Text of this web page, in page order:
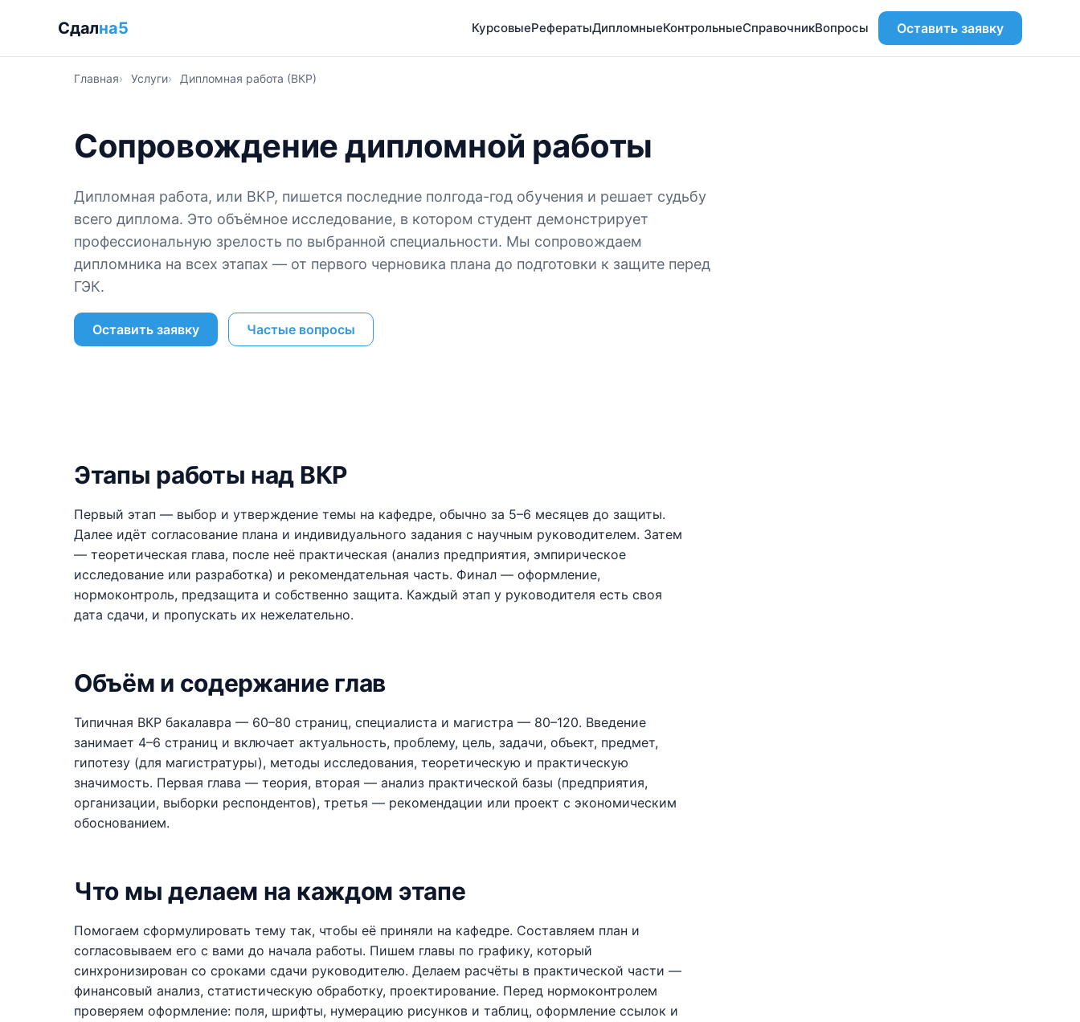
Сдална5 КурсовыеРефератыДипломныеКонтрольныеСправочникВопросы Оставить заявку
Главная Услуги Дипломная работа (ВКР)
Сопровождение дипломной работы
Дипломная работа, или ВКР, пишется последние полгода-год обучения и решает судьбу
всего диплома. Это объёмное исследование, в котором студент демонстрирует
профессиональную зрелость по выбранной специальности. Мы сопровождаем
дипломника на всех этапах — от первого черновика плана до подготовки к защите перед
ГЭК.
Оставить заявку Частые вопросы
Этапы работы над ВКР
Первый этап — выбор и утверждение темы на кафедре, обычно за 5–6 месяцев до защиты.
Далее идёт согласование плана и индивидуального задания с научным руководителем. Затем
— теоретическая глава, после неё практическая (анализ предприятия, эмпирическое
исследование или разработка) и рекомендательная часть. Финал — оформление,
нормоконтроль, предзащита и собственно защита. Каждый этап у руководителя есть своя
дата сдачи, и пропускать их нежелательно.
Объём и содержание глав
Типичная ВКР бакалавра — 60–80 страниц, специалиста и магистра — 80–120. Введение
занимает 4–6 страниц и включает актуальность, проблему, цель, задачи, объект, предмет,
гипотезу (для магистратуры), методы исследования, теоретическую и практическую
значимость. Первая глава — теория, вторая — анализ практической базы (предприятия,
организации, выборки респондентов), третья — рекомендации или проект с экономическим
обоснованием.
Что мы делаем на каждом этапе
Помогаем сформулировать тему так, чтобы её приняли на кафедре. Составляем план и
согласовываем его с вами до начала работы. Пишем главы по графику, который
синхронизирован со сроками сдачи руководителю. Делаем расчёты в практической части —
финансовый анализ, статистическую обработку, проектирование. Перед нормоконтролем
проверяем оформление: поля, шрифты, нумерацию рисунков и таблиц, оформление ссылок и